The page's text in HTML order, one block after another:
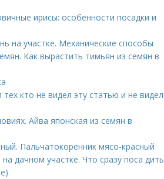
ирисы: особенности посадки и
на участке. Механические способы
Как вырастить тимьян из семян в
кто не видел эту статью и не видел
Айва японская из семян в
Пальчатокоренник мясо-красный
дачном участке. Что сразу поса дить